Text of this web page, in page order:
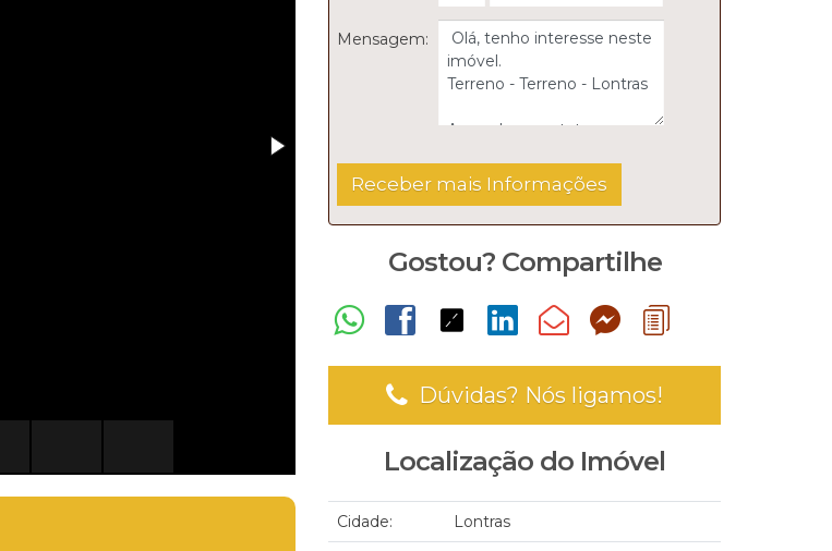
Mensagem:
Gostou? Compartilhe
Dúvidas? Nós ligamos!
Localização do Imóvel
Cidade: Lontras